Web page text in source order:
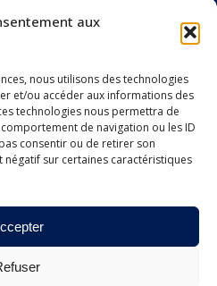
aux
nous utilisons des technologies
et/ou accéder aux informations des
technologies nous permettra de
de navigation ou les ID
consentir ou de retirer son
sur certaines caractéristiques
GIRONDE
33
actualités